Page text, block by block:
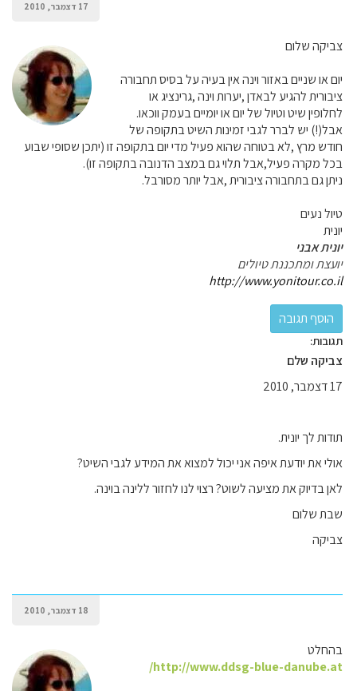
17 דצמבר, 2010
צביקה שלום
יום או שניים באזור וינה אין בעיה על בסיס תחבורה
ציבורית להגיע לבאדן ,יערות וינה ,גרינציג או
לחלופין שיט וטיול של יום או יומיים בעמק ווכאו.
אבל(!) יש לברר לגבי זמינות השיט בתקופה של
חודש מרץ ,לא בטוחה שהוא פעיל מדי יום בתקופה זו (יתכן שסופי שבוע
בכל מקרה פעיל,אבל תלוי גם במצב הדנובה בתקופה זו).
ניתן גם בתחבורה ציבורית ,אבל יותר מסורבל.
טיול נעים
יונית
יונית אבני
יועצת ומתכננת טיולים
http://www.yonitour.co.il
תגובות:
צביקה שלם
17 דצמבר, 2010
תודות לך יונית.
אולי את יודעת איפה אני יכול למצוא את המידע לגבי השיט?
לאן בדיוק את מציעה לשוט? רצוי לנו לחזור ללינה בוינה.
שבת שלום
צביקה
18 דצמבר, 2010
בהחלט
http://www.ddsg-blue-danube.at/